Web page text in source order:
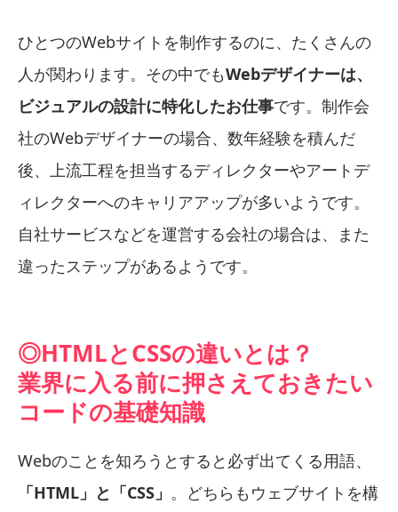
ひとつのWebサイトを制作するのに、たくさんの
人が関わります。その中でもWebデザイナーは、
ビジュアルの設計に特化したお仕事です。制作会
社のWebデザイナーの場合、数年経験を積んだ
後、上流工程を担当するディレクターやアートデ
ィレクターへのキャリアアップが多いようです。
自社サービスなどを運営する会社の場合は、また
違ったステップがあるようです。
◎HTMLとCSSの違いとは？
業界に入る前に押さえておきたい
コードの基礎知識
Webのことを知ろうとすると必ず出てくる用語、
「HTML」と「CSS」 。どちらもウェブサイトを構